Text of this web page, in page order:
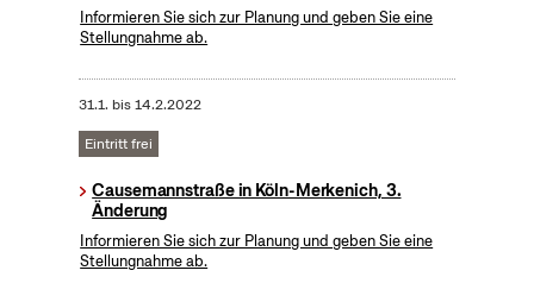
Informieren Sie sich zur Planung und geben Sie eine
Stellungnahme ab.
31.1. bis14.2.2022
Eintritt frei
Causemannstraße in Köln-Merkenich, 3.
Änderung
Informieren Sie sich zur Planung und geben Sie eine
Stellungnahme ab.